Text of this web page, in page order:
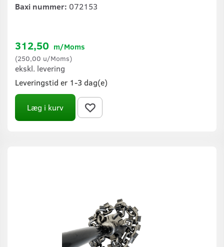
Baxi nummer: 072153
312,50 m/Moms
(250,00 u/Moms)
ekskl. levering
Leveringstid er 1-3 dag(e)
Læg i kurv